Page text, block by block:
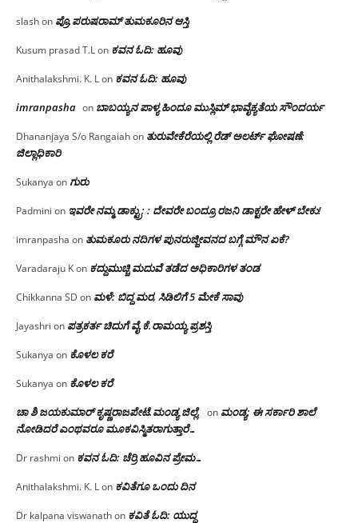
slashon ಪ್ರೊ.ಪರುಷರಾಮ್ ತುಮಕೂರಿನ ಆಸ್ತಿ
Kusum prasad T.Lon ಕವನ ಓದಿ: ಹೂವು
Anithalakshmi. K. Lon ಕವನ ಓದಿ: ಹೂವು
imranpasha on ಬಾಬಯ್ಯನ ಪಾಳ್ಯ ಹಿಂದೂ ಮುಸ್ಲಿಮ್ ಭಾವೈಕ್ಯತೆಯ ಸೌಂದರ್ಯ
Dhananjaya S/o Rangaiahon ತುರುವೇಕೆರೆಯಲ್ಲಿ ರೆಡ್ ಅಲರ್ಟ್ ಘೋಷಣೆ:
ಜಿಲ್ಲಾಧಿಕಾರಿ
Sukanya onಗುರು
Padmini on ಇವರೇ ನಮ್ಮ ಡಾಕ್ಟ್ರು; : ದೇವರೇ ಬಂದ್ರೂ ರಜನಿ ಡಾಕ್ಟರೇ ಹೇಳ್ ಬೇಕು!
imranpasha on ತುಮಕೂರು ನದಿಗಳ ಪುನರುಜ್ಜೀವನದ ಬಗ್ಗೆ ಮೌನ ಏಕೆ?
Varadaraju Kon ಕದ್ದುಮುಚ್ಚಿ ಮದುವೆ ತಡೆದ ಅಧಿಕಾರಿಗಳ ತಂಡ
Chikkanna SD on ಮಳೆ: ಬಿದ್ದ ಮರ, ಸಿಡಿಲಿಗೆ 5 ಮೇಕೆ ಸಾವು
Jayashri on ಪತ್ರಕರ್ತ ಚಿದುಗೆ ವೈ.ಕೆ.ರಾಮಯ್ಯ ಪ್ರಶಸ್ತಿ
Sukanya on ಕೊಳಲ ಕರೆ
Sukanya on ಕೊಳಲ ಕರೆ
ಚಾ ಶಿ ಜಯಕುಮಾರ್ ಕೃಷ್ಣರಾಜಪೇಟೆ.ಮಂಡ್ಯ ಜಿಲ್ಲೆ. on ಮಂಡ್ಯ: ಈ ಸರ್ಕಾರಿ ಶಾಲೆ
ನೋಡಿದರೆ ಎಂಥವರೂ ಮೂಕವಿಸ್ಮಿತರಾಗುತ್ತಾರೆ…
Dr rashmi on ಕವನ ಓದಿ: ಚೆರ್ರಿ ಹೂವಿನ ಪ್ರೇಮ…
Anithalakshmi. K. Lon ಕವಿತೆಗೂ ಒಂದು ದಿನ
Dr kalpana viswanathon ಕವಿತೆ ಓದಿ: ಯುದ್ಧ